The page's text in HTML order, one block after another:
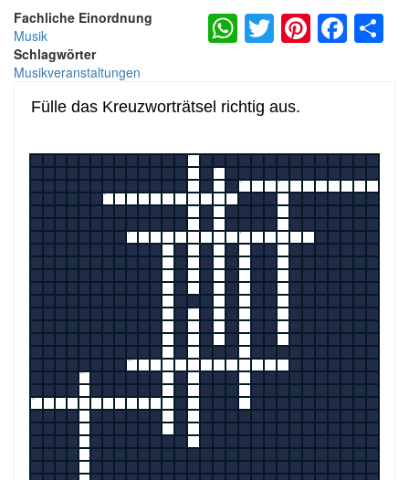
Fachliche Einordnung
Musik
Schlagwörter
Musikveranstaltungen
WhatsApp
Twitter